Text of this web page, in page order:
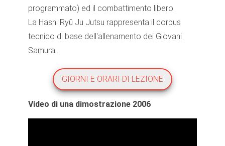
programmato) ed il combattimento libero.
La Hashi Ryū Ju Jutsu rappresenta il corpus
tecnico di base dell'allenamento dei Giovani
Samurai.
GIORNI E ORARI DI LEZIONE
Video di una dimostrazione 2006